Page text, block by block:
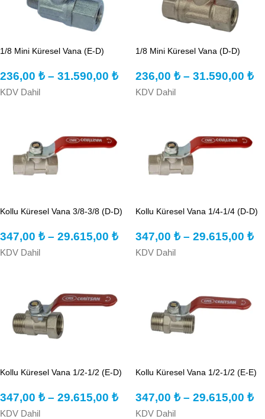
1/8 Mini Küresel Vana (E-D)
236,00 ₺ – 31.590,00 ₺
KDV Dahil
1/8 Mini Küresel Vana (D-D)
236,00 ₺ – 31.590,00 ₺
KDV Dahil
Kollu Küresel Vana 3/8-3/8 (D-D)
347,00 ₺ – 29.615,00 ₺
KDV Dahil
Kollu Küresel Vana 1/4-1/4 (D-D)
347,00 ₺ – 29.615,00 ₺
KDV Dahil
Kollu Küresel Vana 1/2-1/2 (E-D)
347,00 ₺ – 29.615,00 ₺
KDV Dahil
Kollu Küresel Vana 1/2-1/2 (E-E)
347,00 ₺ – 29.615,00 ₺
KDV Dahil